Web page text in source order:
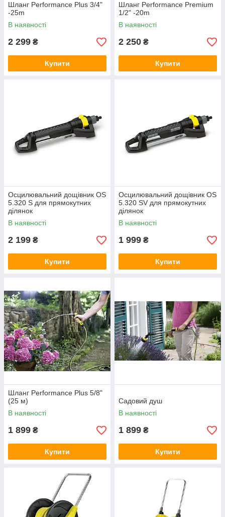
Шланг Performance Plus 3/4"
-25m
В наявності
2 299 ₴
Купити
Шланг Performance Premium
1/2" -20m
В наявності
2 250 ₴
Купити
Осцилювальний дощівник OS
5.320 S для прямокутних
ділянок
В наявності
2 199 ₴
Купити
Осцилювальний дощівник OS
5.320 SV для прямокутних
ділянок
В наявності
1 999 ₴
Купити
Шланг Performance Plus 5/8"
(25 м)
В наявності
1 899 ₴
Купити
Садовий душ
В наявності
1 899 ₴
Купити